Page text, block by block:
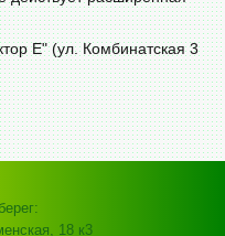
Е" (ул. Комбинатская 3
18 к3